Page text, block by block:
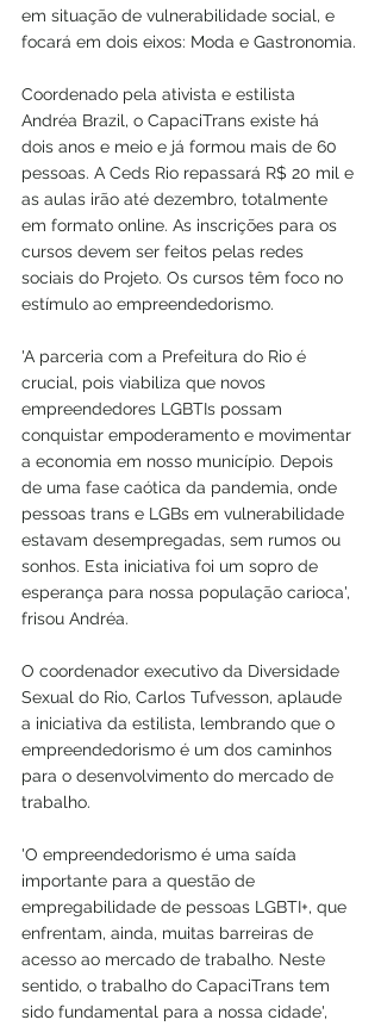
em situação de vulnerabilidade social, e
focará em dois eixos: Moda e Gastronomia.
Coordenado pela ativista e estilista
Andréa Brazil, o CapaciTrans existe há
dois anos e meio e já formou mais de 60
pessoas. A Ceds Rio repassará R$ 20 mil e
as aulas irão até dezembro, totalmente
em formato online. As inscrições para os
cursos devem ser feitos pelas redes
sociais do Projeto. Os cursos têm foco no
estímulo ao empreendedorismo.
'A parceria com a Prefeitura do Rio é
crucial, pois viabiliza que novos
empreendedores LGBTIs possam
conquistar empoderamento e movimentar
a economia em nosso município. Depois
de uma fase caótica da pandemia, onde
pessoas trans e LGBs em vulnerabilidade
estavam desempregadas, sem rumos ou
sonhos. Esta iniciativa foi um sopro de
esperança para nossa população carioca',
frisou Andréa.
O coordenador executivo da Diversidade
Sexual do Rio, Carlos Tufvesson, aplaude
a iniciativa da estilista, lembrando que o
empreendedorismo é um dos caminhos
para o desenvolvimento do mercado de
trabalho.
'O empreendedorismo é uma saída
importante para a questão de
empregabilidade de pessoas LGBTI+, que
enfrentam, ainda, muitas barreiras de
acesso ao mercado de trabalho. Neste
sentido, o trabalho do CapaciTrans tem
sido fundamental para a nossa cidade',